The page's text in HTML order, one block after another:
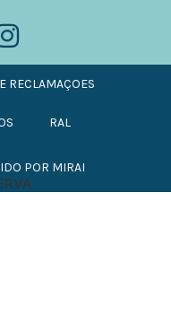
RECLAMAÇOES
RAL
POR MIRAI